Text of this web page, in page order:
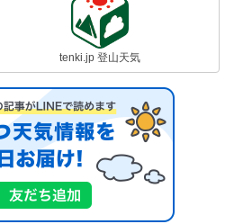
tenki.jp 登山天気